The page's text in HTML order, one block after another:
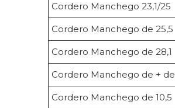
Cordero Manchego 23,1/25
Cordero Manchego de 25,5
Cordero Manchego de 28,1
Cordero Manchego de + de
Cordero Manchego de 10,5